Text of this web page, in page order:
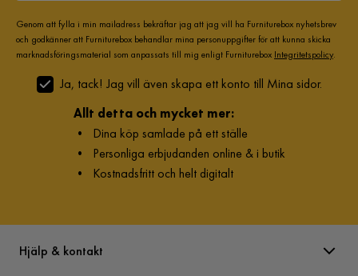
Genom att fylla i min mailadress bekräftar jag att jag vill ha Furniturebox nyhetsbrev
och godkänner att Furniturebox behandlar mina personuppgifter för att kunna skicka
marknadsföringsmaterial som anpassats till mig enligt Furniturebox Integritetspolicy.
Ja, tack! Jag vill även skapa ett konto till Mina sidor.
Allt detta och mycket mer:
• Dina köp samlade på ett ställe
• Personliga erbjudanden online & i butik
• Kostnadsfritt och helt digitalt
Hjälp & kontakt